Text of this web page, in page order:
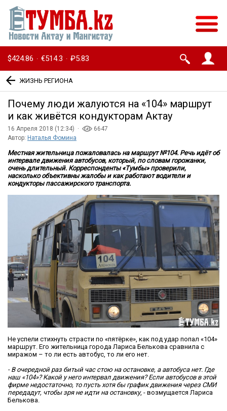
$424.86 · €514.3 · ₽5.83
ЖИЗНЬ РЕГИОНА
Почему люди жалуются на «104» маршрут
и как живётся кондукторам Актау
16 Апреля 2018 (12:34) ·
6647
Автор: Наталья Фомина
Местная жительница пожаловалась на маршрут №104. Речь идёт об
интервале движения автобусов, который, по словам горожанки,
очень длительный. Корреспонденты «Тумбы» проверили,
насколько объективны жалобы и как работают водители и
кондукторы пассажирского транспорта.
Не успели стихнуть страсти по «пятёрке», как под удар попал «104»
маршрут. Его жительница города Лариса Белькова сравнила с
миражом – то ли есть автобус, то ли его нет.
- В очередной раз битый час стою на остановке, а автобуса нет. Где
наш «104»? Какой у него интервал движения? Если автобусов в этой
фирме недостаточно, то пусть хотя бы график движения через СМИ
передадут, чтобы зря не идти на остановку, - возмущается Лариса
Белькова.